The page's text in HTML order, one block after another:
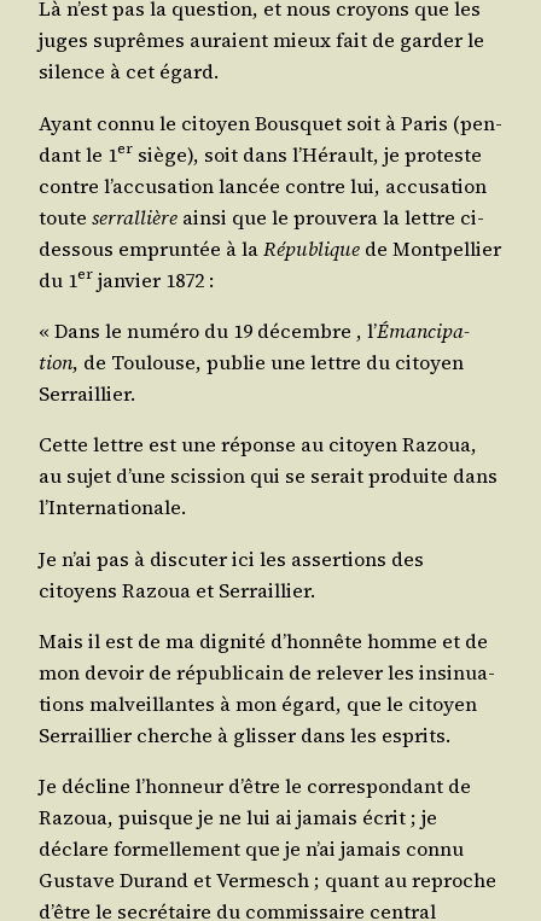
Là n’est pas la ques­tion, et nous croyons que les
juges suprêmes auraient mieux fait de gar­der le
silence à cet égard.
Ayant connu le citoyen Bous­quet soit à Paris (pen­
dant le 1er siège), soit dans l’Hé­rault, je pro­teste
contre l’ac­cu­sa­tion lan­cée contre lui, accu­sa­tion
toute ser­ral­lière ain­si que le prou­ve­ra la lettre ci-
des­sous emprun­tée à laRépu­blique de Mont­pel­lier
du 1er jan­vier 1872 :
« Dans le numé­ro du 19 décembre , l’Éman­ci­pa­
tion, de Tou­louse, publie une lettre du citoyen
Serraillier.
Cette lettre est une réponse au citoyen Razoua,
au sujet d’une scis­sion qui se serait pro­duite dans
l’Internationale.
Je n’ai pas à dis­cu­ter ici les asser­tions des
citoyens Razoua et Serraillier.
Mais il est de ma digni­té d’hon­nête homme et de
mon devoir de répu­bli­cain de rele­ver les insi­nua­
tions mal­veillantes à mon égard, que le citoyen
Ser­raillier cherche à glis­ser dans les esprits.
Je décline l’hon­neur d’être le cor­res­pon­dant de
Razoua, puisque je ne lui ai jamais écrit ; je
déclare for­mel­le­ment que je n’ai jamais connu
Gus­tave Durand et Ver­mesch ; quant au reproche
d’être le secré­taire du com­mis­saire cen­tral